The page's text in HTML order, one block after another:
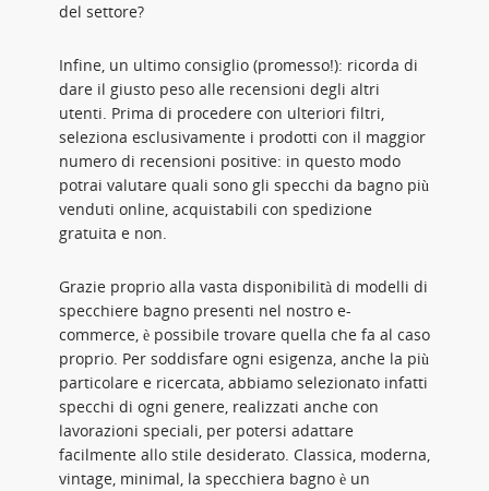
del settore?
Infine, un ultimo consiglio (promesso!): ricorda di
dare il giusto peso alle recensioni degli altri
utenti. Prima di procedere con ulteriori filtri,
seleziona esclusivamente i prodotti con il maggior
numero di recensioni positive: in questo modo
potrai valutare quali sono gli specchi da bagno più
venduti online, acquistabili con spedizione
gratuita e non.
Grazie proprio alla vasta disponibilità di modelli di
specchiere bagno presenti nel nostro e-
commerce, è possibile trovare quella che fa al caso
proprio. Per soddisfare ogni esigenza, anche la più
particolare e ricercata, abbiamo selezionato infatti
specchi di ogni genere, realizzati anche con
lavorazioni speciali, per potersi adattare
facilmente allo stile desiderato. Classica, moderna,
vintage, minimal, la specchiera bagno è un